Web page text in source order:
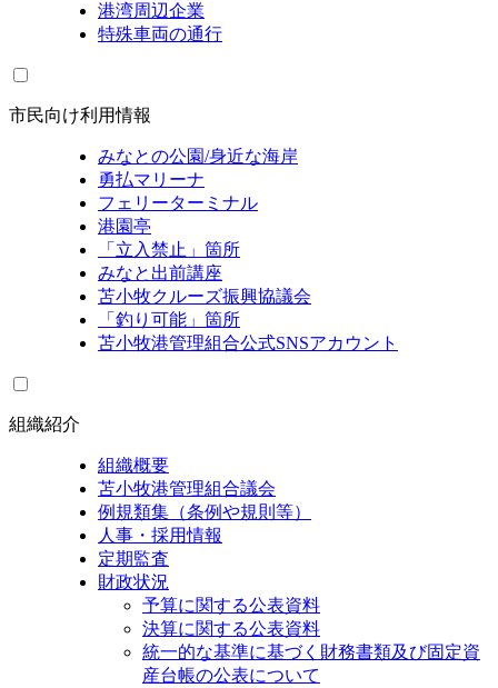
港湾周辺企業
特殊車両の通行
市民向け利用情報
みなとの公園/身近な海岸
勇払マリーナ
フェリーターミナル
港園亭
「立入禁止」箇所
みなと出前講座
苫小牧クルーズ振興協議会
「釣り可能」箇所
苫小牧港管理組合公式SNSアカウント
組織紹介
組織概要
苫小牧港管理組合議会
例規類集（条例や規則等）
人事・採用情報
定期監査
財政状況
予算に関する公表資料
決算に関する公表資料
統一的な基準に基づく財務書類及び固定資
産台帳の公表について